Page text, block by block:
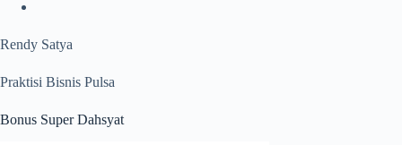
Rendy Satya
Praktisi Bisnis Pulsa
Bonus Super Dahsyat